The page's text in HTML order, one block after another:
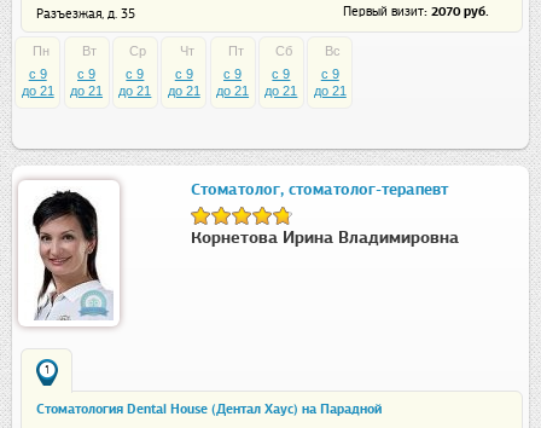
Разъезжая, д. 35 Первый визит: 2070 руб.
Пн
c 9
до 21
Вт
c 9
до 21
Ср
c 9
до 21
Чт
c 9
до 21
Пт
c 9
до 21
Сб
c 9
до 21
Вс
c 9
до 21
Стоматолог, стоматолог-терапевт
Корнетова Ирина Владимировна
1
Стоматология Dental House (Дентал Хаус) на Парадной